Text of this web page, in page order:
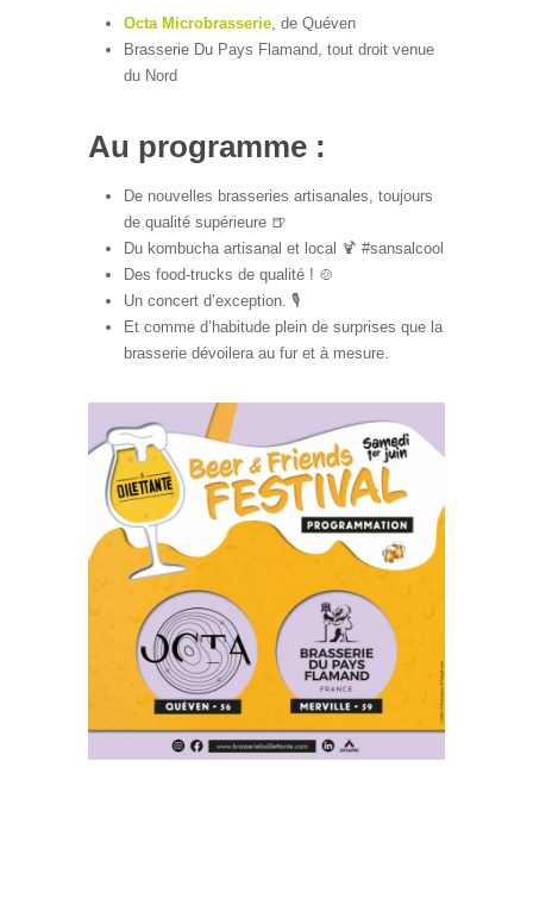
Octa Microbrasserie , de Quéven
Brasserie Du Pays Flamand, tout droit venue
du Nord
Au programme :
De nouvelles brasseries artisanales, toujours
de qualité supérieure 🍺
Du kombucha artisanal et local 🍹 #sansalcool
Des food-trucks de qualité ! 🍲
Un concert d’exception. 🎙️
Et comme d’habitude plein de surprises que la
brasserie dévoilera au fur et à mesure.